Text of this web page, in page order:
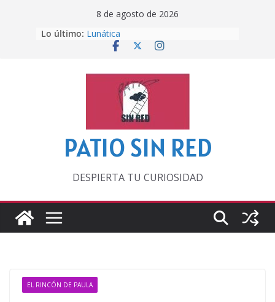
8 de agosto de 2026
Lo último: Lunática
Pero, hasta entonces…
‘La broma infinita’ de recomendar
lecturas veraniegas
Otra del Mundial
PATIO SIN RED
DESPIERTA TU CURIOSIDAD
EL RINCÓN DE PAULA